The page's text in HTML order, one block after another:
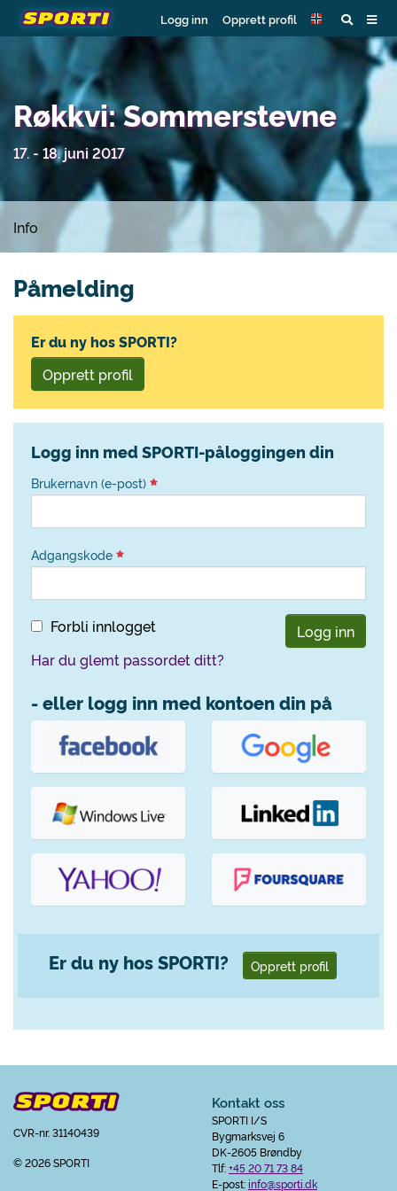
Logg inn Opprett profil
Røkkvi: Sommerstevne
17. - 18. juni 2017
Info
Påmelding
Er du ny hos SPORTI?
Opprett profil
Logg inn med SPORTI-påloggingen din
Brukernavn (e-post)
Adgangskode
Forbli innlogget
Logg inn
Har du glemt passordet ditt?
- eller logg inn med kontoen din på
Er du ny hos SPORTI? Opprett profil
CVR-nr. 31140439
© 2026 SPORTI
Kontakt oss
SPORTI I/S
Bygmarksvej 6
DK-2605 Brøndby
Tlf:+45 20 71 73 84
E-post:info@sporti.dk